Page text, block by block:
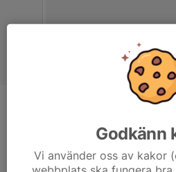
Godkänn
Vi använder oss av kakor